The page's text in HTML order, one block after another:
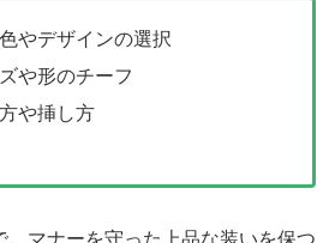
やデザインの選択
や形のチーフ
や挿し方
、マナーを守った上品な装いを保つ